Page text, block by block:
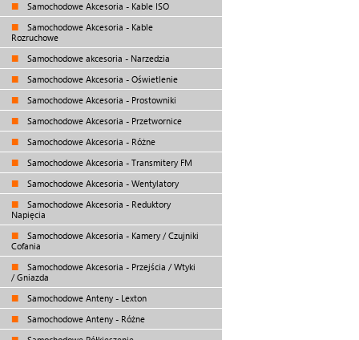
Samochodowe Akcesoria - Kable ISO
Samochodowe Akcesoria - Kable
Rozruchowe
Samochodowe akcesoria - Narzedzia
Samochodowe Akcesoria - Oświetlenie
Samochodowe Akcesoria - Prostowniki
Samochodowe Akcesoria - Przetwornice
Samochodowe Akcesoria - Różne
Samochodowe Akcesoria - Transmitery FM
Samochodowe Akcesoria - Wentylatory
Samochodowe Akcesoria - Reduktory
Napięcia
Samochodowe Akcesoria - Kamery / Czujniki
Cofania
Samochodowe Akcesoria - Przejścia / Wtyki
/ Gniazda
Samochodowe Anteny - Lexton
Samochodowe Anteny - Różne